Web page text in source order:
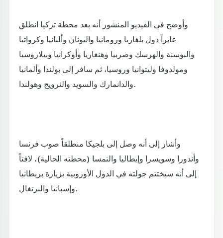
وأوضح في الفيديو المنشور أنه بعد محطة تركيا انطلق
عابراً دول بلغاريا ورومانيا واليونان وألبانيا وكرواتيا
والبوسنة والهرسك وصربيا وهنغاريا وأوكرانيا وبيلاروسيا
ومولدوفا وليتوانيا وروسيا، ثم سافر إلى بولندا وألمانيا
والدانمارك والسويد والنرويج وهولندا.
وأشار إلى أنه وصل إلى بلجيكا منطلقاً صوب فرنسا
وأندورا وسويسرا وإيطاليا والنمسا (محطته الحالية)، لافتاً
إلى أنه سيختتم جولته في الدول الأوروبية بزيارة بريطانيا
وإسبانيا والبرتغال.